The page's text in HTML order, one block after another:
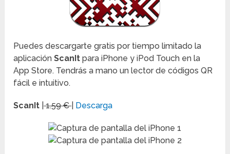
Puedes descargarte gratis por tiempo limitado la
aplicaciónScanItpara iPhone y iPod Touch en la
App Store. Tendrás a mano un lector de códigos QR
fácil e intuitivo.
ScanIt |1.59 € Descarga